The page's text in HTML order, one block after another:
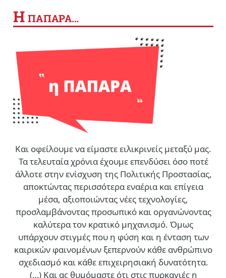
Η ΠΑΠΑΡΑ…
Και οφείλουμε να είμαστε ειλικρινείς μεταξύ μας.
Τα τελευταία χρόνια έχουμε επενδύσει όσο ποτέ
άλλοτε στην ενίσχυση της Πολιτικής Προστασίας,
αποκτώντας περισσότερα εναέρια και επίγεια
μέσα, αξιοποιώντας νέες τεχνολογίες,
προσλαμβάνοντας προσωπικό και οργανώνοντας
καλύτερα τον κρατικό μηχανισμό. Όμως
υπάρχουν στιγμές που η φύση και η ένταση των
καιρικών φαινομένων ξεπερνούν κάθε ανθρώπινο
σχεδιασμό και κάθε επιχειρησιακή δυνατότητα.
(…) Και ας θυμόμαστε ότι στις πυρκαγιές η